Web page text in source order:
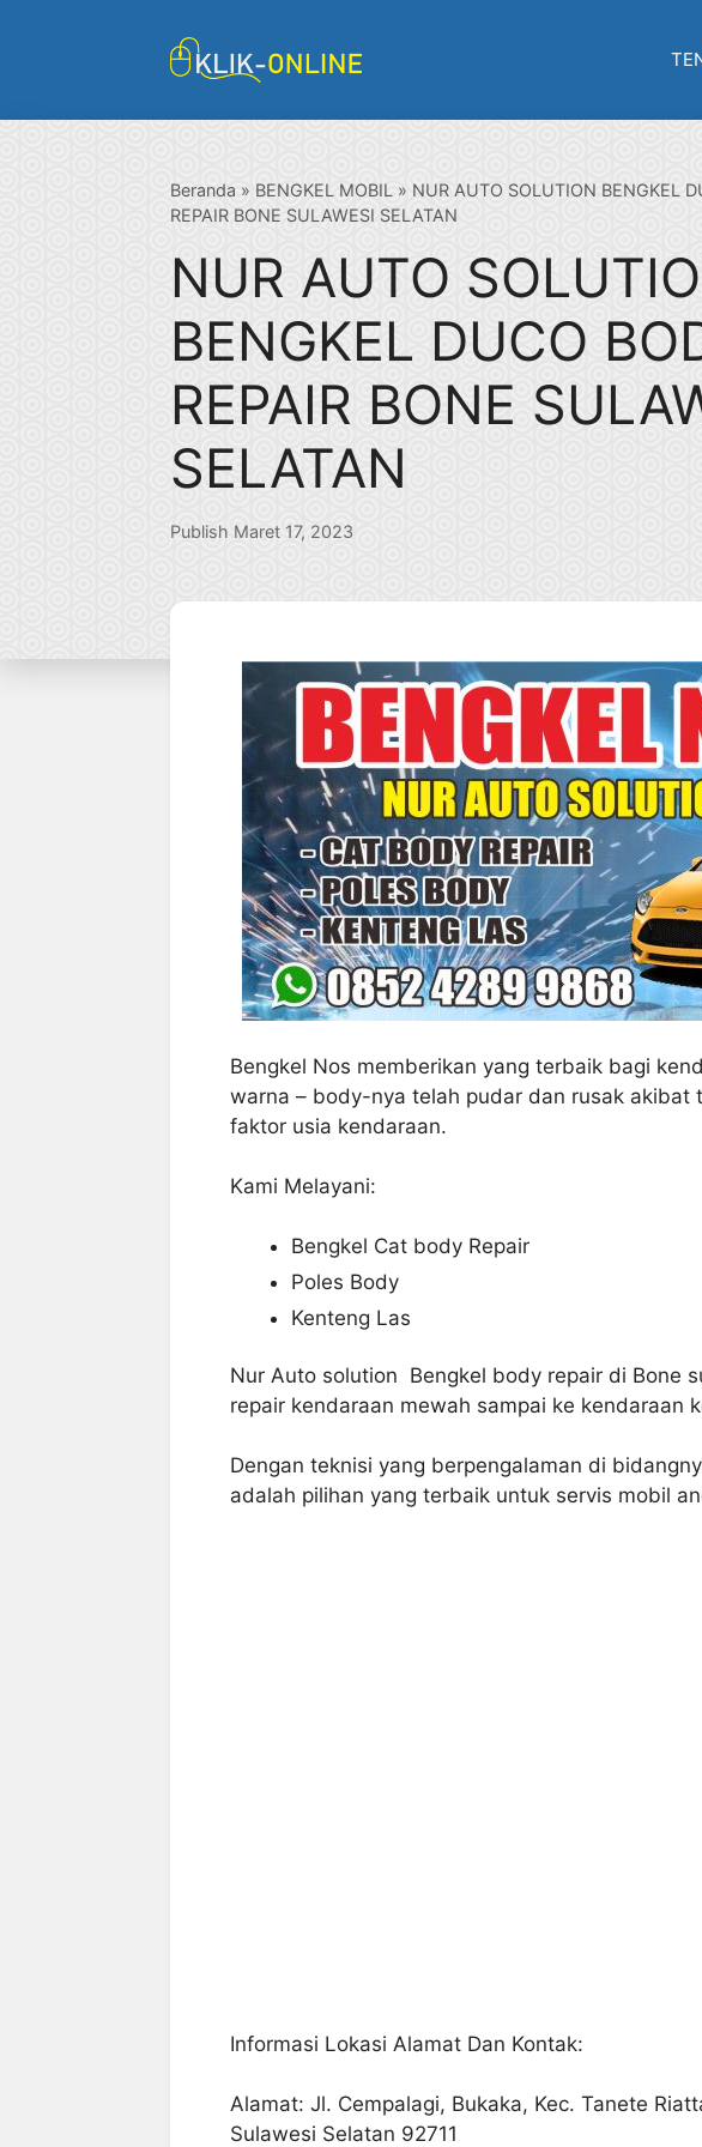
Beranda » BENGKEL MOBIL » NUR AUTO SOLUTION BENGKEL
REPAIR BONE SULAWESI SELATAN
NUR AUTO
BENGKEL DUCO
REPAIR BONE
SELATAN
Publish Maret 17, 2023
Bengkel Nos memberikan yang terbaik bagi
warna – body-nya telah pudar dan rusak akibat
faktor usia kendaraan.
Kami Melayani:
Bengkel Cat body Repair
Poles Body
Kenteng Las
Nur Auto solution Bengkel body repair di Bone
repair kendaraan mewah sampai ke kendaraan
Dengan teknisi yang berpengalaman di
adalah pilihan yang terbaik untuk servis mobil
Informasi Lokasi Alamat Dan Kontak:
Alamat: Jl. Cempalagi, Bukaka, Kec. Tanete
Sulawesi Selatan 92711